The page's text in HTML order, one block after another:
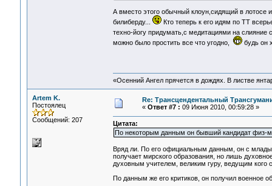
А вместо этого обычный клоун,сидящий в лотосе
билиберду...
Кто теперь к его идям по ТТ
техно-йогу придумать,с медитациями на слияние
можно было простить все что угодно,
будь он
«Осенний Ангел прячется в дождях. В листве
Artem K.
Постоялец
Сообщений: 207
Re: Трансцендентальный
« Ответ #7 : 09 Июня 2010, 00:59:28 »
Цитата:
По некоторым данным он бывший кандидат физ-
Вряд ли. По его официальным данным, он с
получает мирского образования, но лишь
духовным учителем, великим гуру, ведущим кого
По данным же его критиков, он получил военное